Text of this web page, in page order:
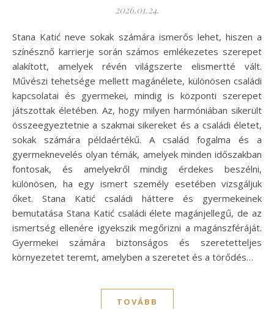
2026.01.24.
Stana Katić neve sokak számára ismerős lehet, hiszen a
színésznő karrierje során számos emlékezetes szerepet
alakított, amelyek révén világszerte elismertté vált.
Művészi tehetsége mellett magánélete, különösen családi
kapcsolatai és gyermekei, mindig is központi szerepet
játszottak életében. Az, hogy milyen harmóniában sikerült
összeegyeztetnie a szakmai sikereket és a családi életet,
sokak számára példaértékű. A család fogalma és a
gyermeknevelés olyan témák, amelyek minden időszakban
fontosak, és amelyekről mindig érdekes beszélni,
különösen, ha egy ismert személy esetében vizsgáljuk
őket. Stana Katić családi háttere és gyermekeinek
bemutatása Stana Katić családi élete magánjellegű, de az
ismertség ellenére igyekszik megőrizni a magánszféráját.
Gyermekei számára biztonságos és szeretetteljes
környezetet teremt, amelyben a szeretet és a törődés…
TOVÁBB